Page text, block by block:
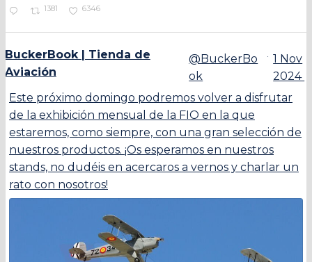
1381 6346
BuckerBook | Tienda de
Aviación
@BuckerBo
ok
· 1 Nov
2024
Este próximo domingo podremos volver a disfrutar
de la exhibición mensual de la FIO en la que
estaremos, como siempre, con una gran selección de
nuestros productos. ¡Os esperamos en nuestros
stands, no dudéis en acercaros a vernos y charlar un
rato con nosotros!